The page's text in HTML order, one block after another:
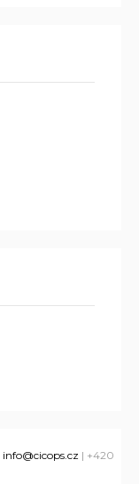
info@cicops.cz | +420